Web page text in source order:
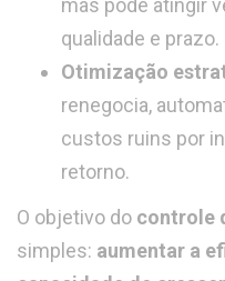
mas pode atingir
qualidade e prazo.
Otimização
renegocia,
custos ruins por
retorno.
O objetivo do controle
simples: aumentar a